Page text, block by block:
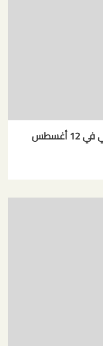
تحديثات مباشرة لكسوف الشمس الكلي في 12 أغسطس